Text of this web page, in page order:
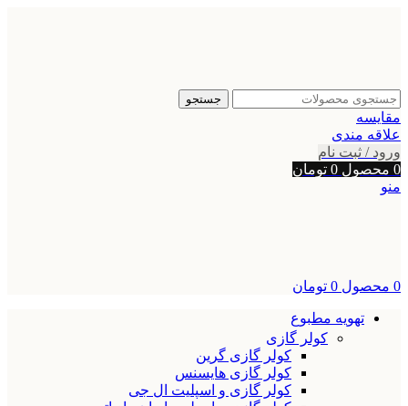
جستجو
مقایسه
علاقه مندی
ورود / ثبت نام
0 محصول 0 تومان
منو
0 محصول 0 تومان
تهویه مطبوع
کولر گازی
کولر گازی گرین
کولر گازی هایسنس
کولر گازی و اسپلیت ال جی